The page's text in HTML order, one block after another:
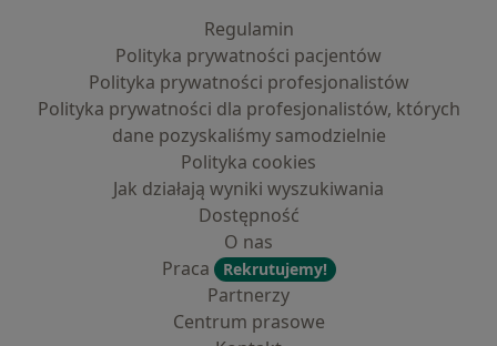
Regulamin
Polityka prywatności pacjentów
Polityka prywatności profesjonalistów
Polityka prywatności dla profesjonalistów, których
dane pozyskaliśmy samodzielnie
Polityka cookies
Jak działają wyniki wyszukiwania
Dostępność
O nas
Praca
Rekrutujemy!
Partnerzy
Centrum prasowe